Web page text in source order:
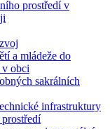
prostředí v
a mládeže do
obci
sakrálních
infrastruktury